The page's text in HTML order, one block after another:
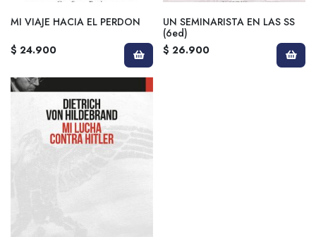
MI VIAJE HACIA EL PERDON
$ 24.900
UN SEMINARISTA EN LAS SS
(6ed)
$ 26.900